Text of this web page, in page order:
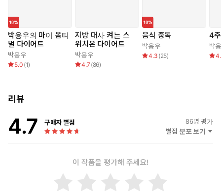
박용우의 마이 옵티
멀 다이어트
박용우
5.0 (1)
지방 대사 켜는 스
위치온 다이어트
박용우
4.7 (86)
음식 중독
박용우
4.3 (25)
4
박
리뷰
4.7 구매자 별점 86명 평가
별점 분포 보기
이 작품을 평가해 주세요!